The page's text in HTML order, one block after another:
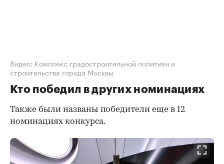
Видео: Комплекс градостроительной политики и
строительства города Москвы
Кто победил в других номинациях
Также были названы победители еще в 12
номинациях конкурса.